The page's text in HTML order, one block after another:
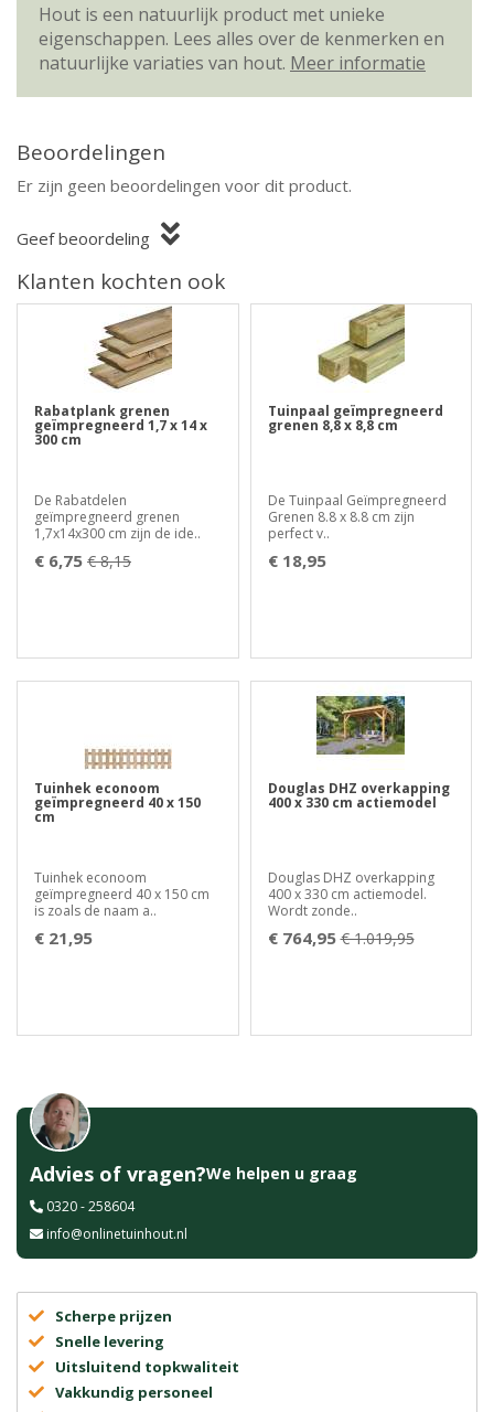
Hout is een natuurlijk product met unieke
eigenschappen. Lees alles over de kenmerken en
natuurlijke variaties van hout. Meer informatie
Beoordelingen
Er zijn geen beoordelingen voor dit product.
Geef beoordeling
Klanten kochten ook
Rabatplank grenen
geïmpregneerd 1,7 x 14 x
300 cm
De Rabatdelen
geïmpregneerd grenen
1,7x14x300 cm zijn de ide..
€ 6,75 € 8,15
Tuinpaal geïmpregneerd
grenen 8,8 x 8,8 cm
De Tuinpaal Geïmpregneerd
Grenen 8.8 x 8.8 cm zijn
perfect v..
€ 18,95
Tuinhek econoom
geïmpregneerd 40 x 150
cm
Tuinhek econoom
geïmpregneerd 40 x 150 cm
is zoals de naam a..
€ 21,95
Douglas DHZ overkapping
400 x 330 cm actiemodel
Douglas DHZ overkapping
400 x 330 cm actiemodel.
Wordt zonde..
€ 764,95 € 1.019,95
Advies of vragen?We helpen u graag
0320 - 258604
info@onlinetuinhout.nl
Scherpe prijzen
Snelle levering
Uitsluitend topkwaliteit
Vakkundig personeel